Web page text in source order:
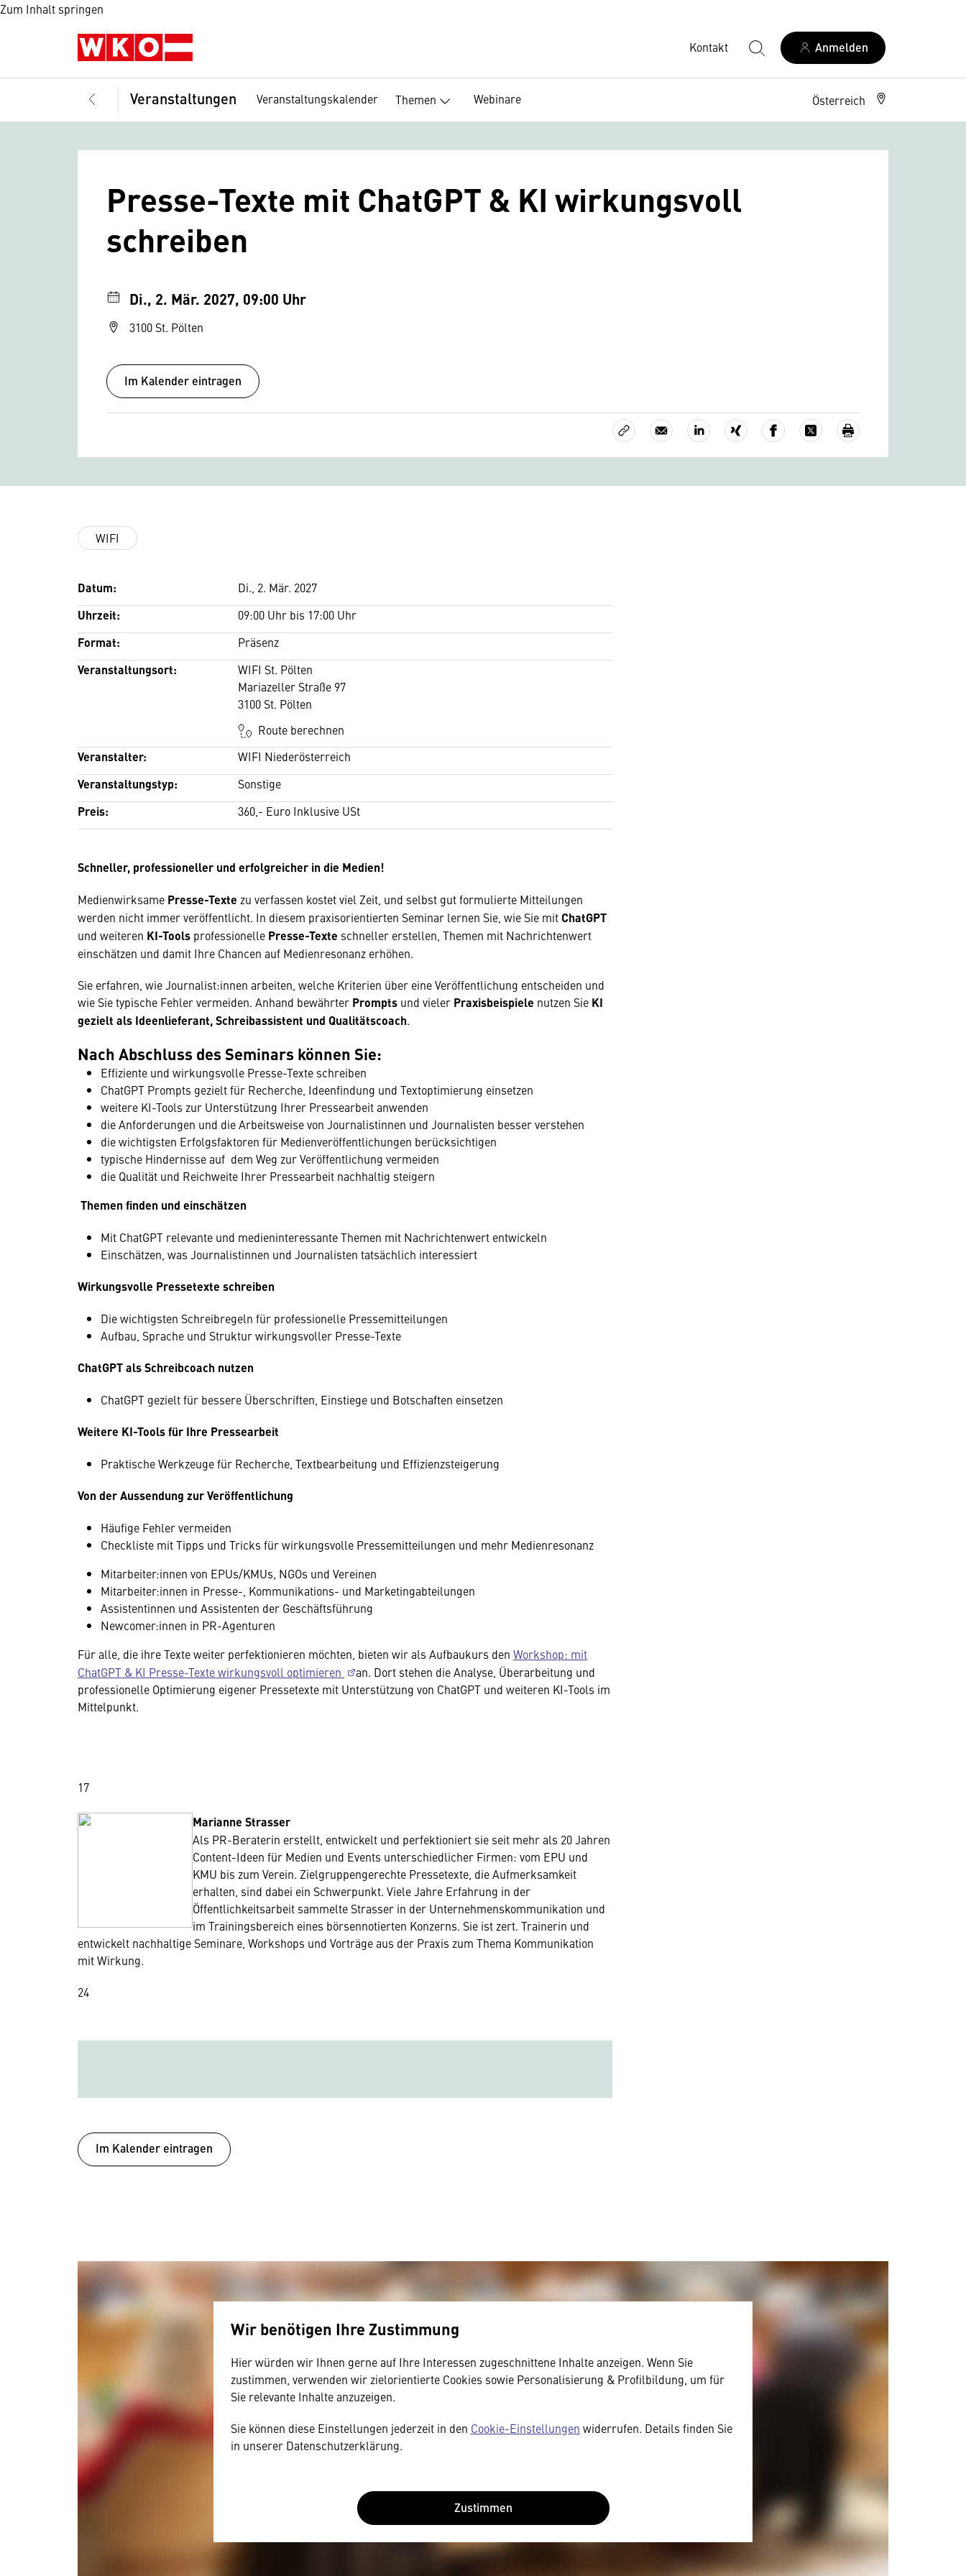
Zum Inhalt springen
Kontakt Anmelden
Veranstaltungen Veranstaltungskalender Themen Webinare Österreich
Presse-Texte mit ChatGPT & KI wirkungsvoll
schreiben
Di., 2. Mär. 2027, 09:00 Uhr
3100 St. Pölten
Im Kalender eintragen
WIFI
Datum: Di., 2. Mär. 2027
Uhrzeit: 09:00 Uhr bis 17:00 Uhr
Format: Präsenz
Veranstaltungsort:
WIFI St. Pölten
Mariazeller Straße 97
3100 St. Pölten
Route berechnen
Veranstalter: WIFI Niederösterreich
Veranstaltungstyp: Sonstige
Preis: 360,- Euro Inklusive USt
Schneller, professioneller und erfolgreicher in die Medien!
Medienwirksame Presse-Texte zu verfassen kostet viel Zeit, und selbst gut formulierte Mitteilungen
werden nicht immer veröffentlicht. In diesem praxisorientierten Seminar lernen Sie, wie Sie mit ChatGPT
und weiteren KI-Tools professionelle Presse-Texte schneller erstellen, Themen mit Nachrichtenwert
einschätzen und damit Ihre Chancen auf Medienresonanz erhöhen.
Sie erfahren, wie Journalist:innen arbeiten, welche Kriterien über eine Veröffentlichung entscheiden und
wie Sie typische Fehler vermeiden. Anhand bewährter Prompts und vieler Praxisbeispiele nutzen Sie KI
gezielt als Ideenlieferant, Schreibassistent und Qualitätscoach.
Nach Abschluss des Seminars können Sie:
Effiziente und wirkungsvolle Presse-Texte schreiben
ChatGPT Prompts gezielt für Recherche, Ideenfindung und Textoptimierung einsetzen
weitere KI-Tools zur Unterstützung Ihrer Pressearbeit anwenden
die Anforderungen und die Arbeitsweise von Journalistinnen und Journalisten besser verstehen
die wichtigsten Erfolgsfaktoren für Medienveröffentlichungen berücksichtigen
typische Hindernisse auf dem Weg zur Veröffentlichung vermeiden
die Qualität und Reichweite Ihrer Pressearbeit nachhaltig steigern
Themen finden und einschätzen
Mit ChatGPT relevante und medieninteressante Themen mit Nachrichtenwert entwickeln
Einschätzen, was Journalistinnen und Journalisten tatsächlich interessiert
Wirkungsvolle Pressetexte schreiben
Die wichtigsten Schreibregeln für professionelle Pressemitteilungen
Aufbau, Sprache und Struktur wirkungsvoller Presse-Texte
ChatGPT als Schreibcoach nutzen
ChatGPT gezielt für bessere Überschriften, Einstiege und Botschaften einsetzen
Weitere KI-Tools für Ihre Pressearbeit
Praktische Werkzeuge für Recherche, Textbearbeitung und Effizienzsteigerung
Von der Aussendung zur Veröffentlichung
Häufige Fehler vermeiden
Checkliste mit Tipps und Tricks für wirkungsvolle Pressemitteilungen und mehr Medienresonanz
Mitarbeiter:innen von EPUs/KMUs, NGOs und Vereinen
Mitarbeiter:innen in Presse-, Kommunikations- und Marketingabteilungen
Assistentinnen und Assistenten der Geschäftsführung
Newcomer:innen in PR-Agenturen
Für alle, die ihre Texte weiter perfektionieren möchten, bieten wir als Aufbaukurs den Workshop: mit
ChatGPT & KI Presse-Texte wirkungsvoll optimieren
an. Dort stehen die Analyse, Überarbeitung und
professionelle Optimierung eigener Pressetexte mit Unterstützung von ChatGPT und weiteren KI-Tools im
Mittelpunkt.
17
Marianne Strasser
Als PR-Beraterin erstellt, entwickelt und perfektioniert sie seit mehr als 20 Jahren
Content-Ideen für Medien und Events unterschiedlicher Firmen: vom EPU und
KMU bis zum Verein. Zielgruppengerechte Pressetexte, die Aufmerksamkeit
erhalten, sind dabei ein Schwerpunkt. Viele Jahre Erfahrung in der
Öffentlichkeitsarbeit sammelte Strasser in der Unternehmenskommunikation und
im Trainingsbereich eines börsennotierten Konzerns. Sie ist zert. Trainerin und
entwickelt nachhaltige Seminare, Workshops und Vorträge aus der Praxis zum Thema Kommunikation
mit Wirkung.
24
Im Kalender eintragen
Wir benötigen Ihre Zustimmung
Hier würden wir Ihnen gerne auf Ihre Interessen zugeschnittene Inhalte anzeigen. Wenn Sie
zustimmen, verwenden wir zielorientierte Cookies sowie Personalisierung & Profilbildung, um für
Sie relevante Inhalte anzuzeigen.
Sie können diese Einstellungen jederzeit in den Cookie-Einstellungen widerrufen. Details finden Sie
in unserer Datenschutzerklärung.
Zustimmen